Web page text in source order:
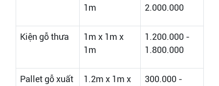
1m
2.000.000
Kiện gỗ thưa
1m x 1m x
1m
1.200.000 -
1.800.000
Pallet gỗ xuất
1.2m x 1m x
300.000 -